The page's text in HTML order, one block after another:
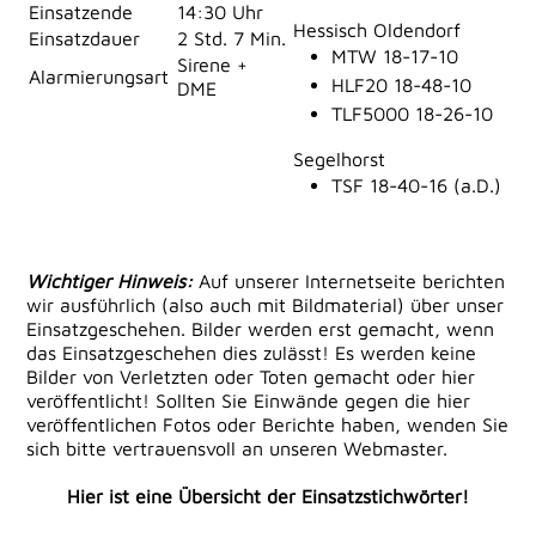
Einsatzende
14:30 Uhr
Einsatzdauer
2 Std. 7 Min.
Alarmierungsart
Sirene +
DME
Hessisch Oldendorf
MTW 18-17-10
HLF20 18-48-10
TLF5000 18-26-10
Segelhorst
TSF 18-40-16 (a.D.)
Wichtiger Hinweis: Auf unserer Internetseite berichten
wir ausführlich (also auch mit Bildmaterial) über unser
Einsatzgeschehen. Bilder werden erst gemacht, wenn
das Einsatzgeschehen dies zulässt! Es werden keine
Bilder von Verletzten oder Toten gemacht oder hier
veröffentlicht! Sollten Sie Einwände gegen die hier
veröffentlichen Fotos oder Berichte haben, wenden Sie
sich bitte vertrauensvoll an unseren Webmaster.
Hier ist eine Übersicht der Einsatzstichwörter!